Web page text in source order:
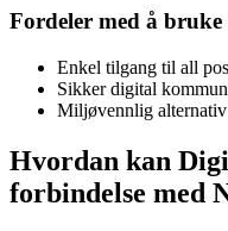
Fordeler med å
Enkel tilgang til all
Sikker digital
Miljøvennlig
Hvordan kan
forbindelse med